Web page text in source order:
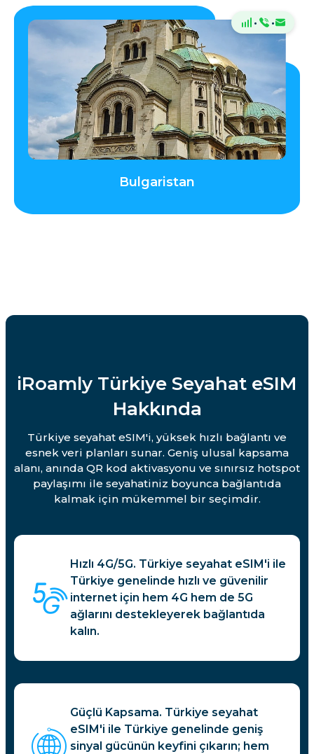
· ·
Bulgaristan
iRoamly Türkiye Seyahat eSIM
Hakkında
Türkiye seyahat eSIM'i, yüksek hızlı bağlantı ve
esnek veri planları sunar. Geniş ulusal kapsama
alanı, anında QR kod aktivasyonu ve sınırsız hotspot
paylaşımı ile seyahatiniz boyunca bağlantıda
kalmak için mükemmel bir seçimdir.
Hızlı 4G/5G. Türkiye seyahat eSIM'i ile
Türkiye genelinde hızlı ve güvenilir
internet için hem 4G hem de 5G
ağlarını destekleyerek bağlantıda
kalın.
Güçlü Kapsama. Türkiye seyahat
eSIM'i ile Türkiye genelinde geniş
sinyal gücünün keyfini çıkarın; hem